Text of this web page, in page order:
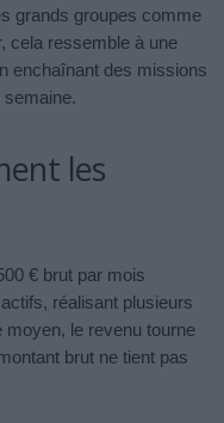
grands groupes comme
cela ressemble à une
enchaînant des missions
semaine.
les
€ brut par mois
réalisant plusieurs
le revenu tourne
brut ne tient pas